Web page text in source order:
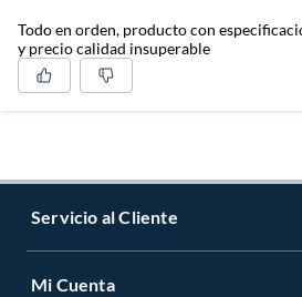
Todo en orden, producto con
y precio calidad insuperable
Servicio al Cliente
Contáctanos
Mi Cuenta